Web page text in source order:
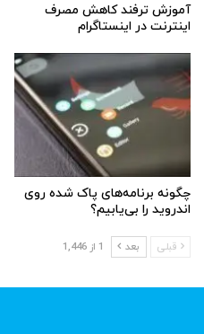
آموزش ترفند کاهش مصرف
اینترنت در اینستاگرام
چگونه برنامه‌های پاک شده روی
اندروید را بی‌یابیم؟
قبلی بعد 1 از 1,446